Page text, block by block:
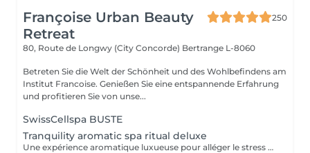
Françoise Urban Beauty
Retreat
250
80, Route de Longwy (City Concorde) Bertrange L-8060
Betreten Sie die Welt der Schönheit und des Wohlbefindens am
Institut Francoise. Genießen Sie eine entspannende Erfahrung
und profitieren Sie von unse...
SwissCellspa BUSTE
Tranquility aromatic spa ritual deluxe
Une expérience aromatique luxueuse pour alléger le stress et la tension. Ce massage relaxera votre corps et votre esprit en profondeur. Il vous procurera un sentiment agréable de bien-être, de décontraction des muscles, une meilleure circulation sanguine, de l'hydratation et de la tonicité.